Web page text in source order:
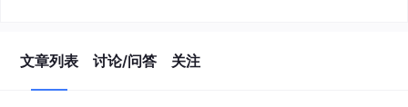
文章列表 讨论/问答 关注